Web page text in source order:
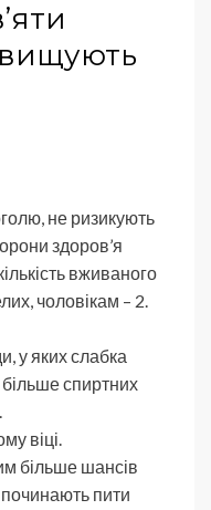
не ризикують
здоров’я
вживаного
чоловікам – 2.
у яких слабка
спиртних
віці.
більше шансів
починають пити